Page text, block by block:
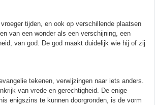
tijden, en ook op verschillende plaatsen
van een wonder als een verschijning, een
van god. De god maakt duidelijk wie hij of zij
tekenen, verwijzingen naar iets anders.
van vrede en gerechtigheid. De enige
enigszins te kunnen doorgronden, is de vorm